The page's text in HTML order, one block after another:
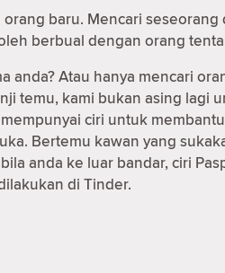
baru. Mencari seseorang
berbual dengan orang
anda? Atau hanya mencari
temu, kami bukan asing lagi
ciri untuk
Bertemu kawan yang
anda ke luar bandar, ciri
di Tinder.